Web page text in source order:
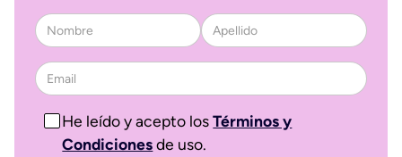
He leído y acepto losTérminos y
Condicionesde uso.